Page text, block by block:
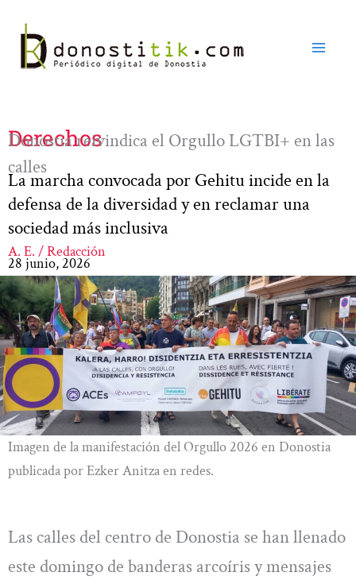
contenido
Derechos
Donostia reivindica el Orgullo LGTBI+ en las
calles
La marcha convocada por Gehitu incide en la
defensa de la diversidad y en reclamar una
sociedad más inclusiva
A. E. / Redacción
28 junio, 2026
Imagen de la manifestación del Orgullo 2026 en Donostia
publicada por Ezker Anitza en redes.
Las calles del centro de Donostia se han llenado
este domingo de banderas arcoíris y mensajes